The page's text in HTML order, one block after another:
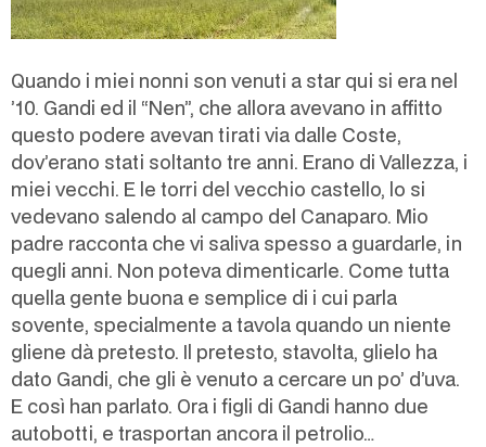
Quando i miei nonni son venuti a star qui si era nel
’10. Gandi ed il “Nen”, che allora avevano in affitto
questo podere avevan tirati via dalle Coste,
dov’erano stati soltanto tre anni. Erano di Vallezza, i
miei vecchi. E le torri del vecchio castello, lo si
vedevano salendo al campo del Canaparo. Mio
padre racconta che vi saliva spesso a guardarle, in
quegli anni. Non poteva dimenticarle. Come tutta
quella gente buona e semplice di i cui parla
sovente, specialmente a tavola quando un niente
gliene dà pretesto. Il pretesto, stavolta, glielo ha
dato Gandi, che gli è venuto a cercare un po’ d’uva.
E così han parlato. Ora i figli di Gandi hanno due
autobotti, e trasportan ancora il petrolio…